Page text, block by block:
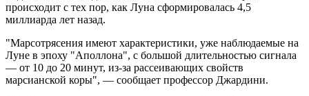
происходит с тех пор, как Луна сформировалась 4,5
миллиарда лет назад.
"Марсотрясения имеют характеристики, уже наблюдаемые на
Луне в эпоху "Аполлона", с большой длительностью сигнала
— от 10 до 20 минут, из-за рассеивающих свойств
марсианской коры", — сообщает профессор Джардини.